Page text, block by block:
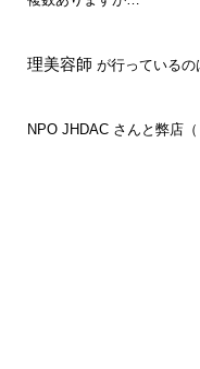
理美容師 が行っているの
NPO JHDAC さんと弊店